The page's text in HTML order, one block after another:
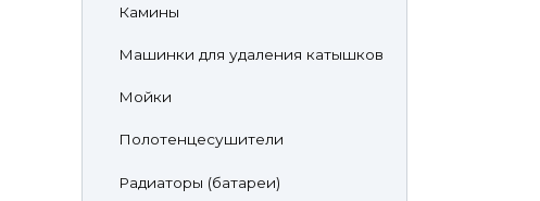
Камины
Машинки для удаления катышков
Мойки
Полотенцесушители
Радиаторы (батареи)